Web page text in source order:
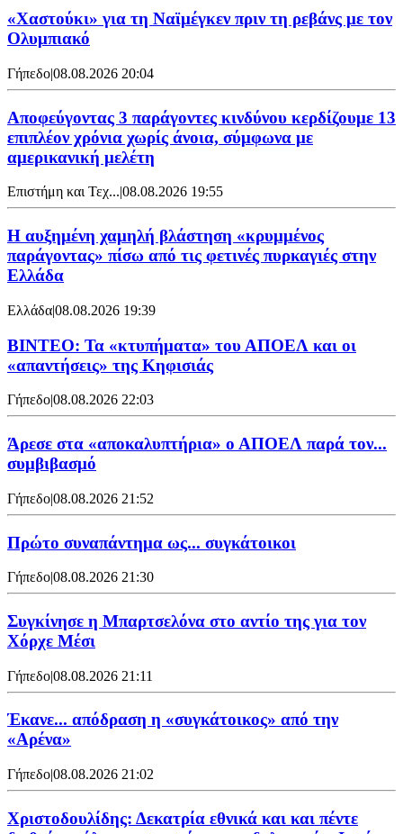
«Χαστούκι» για τη Ναϊμέγκεν πριν τη ρεβάνς με τον
Ολυμπιακό
Γήπεδο|08.08.2026 20:04
Αποφεύγοντας 3 παράγοντες κινδύνου κερδίζουμε 13
επιπλέον χρόνια χωρίς άνοια, σύμφωνα με
αμερικανική μελέτη
Επιστήμη και Τεχ... 08.08.2026 19:55
Η αυξημένη χαμηλή βλάστηση «κρυμμένος
παράγοντας» πίσω από τις φετινές πυρκαγιές στην
Ελλάδα
Ελλάδα|08.08.2026 19:39
ΒΙΝΤΕΟ: Τα «κτυπήματα» του ΑΠΟΕΛ και οι
«απαντήσεις» της Κηφισιάς
Γήπεδο|08.08.2026 22:03
Άρεσε στα «αποκαλυπτήρια» ο ΑΠΟΕΛ παρά τον...
συμβιβασμό
Γήπεδο|08.08.2026 21:52
Πρώτο συναπάντημα ως... συγκάτοικοι
Γήπεδο|08.08.2026 21:30
Συγκίνησε η Μπαρτσελόνα στο αντίο της για τον
Χόρχε Μέσι
Γήπεδο|08.08.2026 21:11
Έκανε... απόδραση η «συγκάτοικος» από την
«Αρένα»
Γήπεδο|08.08.2026 21:02
Χριστοδουλίδης: Δεκατρία εθνικά και και πέντε